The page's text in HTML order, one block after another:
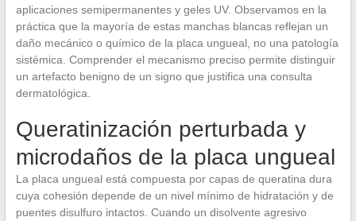
aplicaciones semipermanentes y geles UV. Observamos en la
práctica que la mayoría de estas manchas blancas reflejan un
daño mecánico o químico de la placa ungueal, no una patología
sistémica. Comprender el mecanismo preciso permite distinguir
un artefacto benigno de un signo que justifica una consulta
dermatológica.
Queratinización perturbada y
microdaños de la placa ungueal
La placa ungueal está compuesta por capas de queratina dura
cuya cohesión depende de un nivel mínimo de hidratación y de
puentes disulfuro intactos. Cuando un disolvente agresivo